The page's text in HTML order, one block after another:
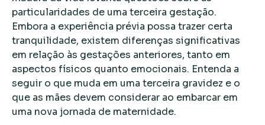
particularidades de uma terceira gestação.
Embora a experiência prévia possa trazer certa
tranquilidade, existem diferenças significativas
em relação às gestações anteriores, tanto em
aspectos físicos quanto emocionais. Entenda a
seguir o que muda em uma terceira gravidez e o
que as mães devem considerar ao embarcar em
uma nova jornada de maternidade.